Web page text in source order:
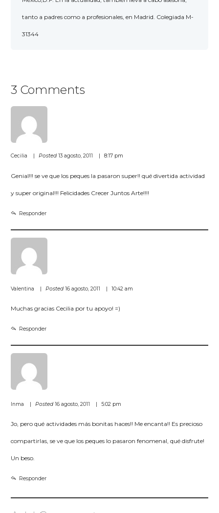
tanto a padres como a profesionales, en Madrid. Colegiada M-
31344
3 Comments
Cecilia Posted 13 agosto, 2011 8:17 pm
Genial!!! se ve que los peques la pasaron super!! qué divertida actividad
y super original!!! Felicidades Crecer Juntos Arte!!!!
Responder
Valentina Posted 16 agosto, 2011 10:42 am
Muchas gracias Cecilia por tu apoyo! =)
Responder
Inma Posted 16 agosto, 2011 5:02 pm
Jo, pero qué actividades más bonitas haces!! Me encanta!! Es precioso
compartirlas, se ve que los peques lo pasaron fenomenal, qué disfrute!
Un beso.
Responder